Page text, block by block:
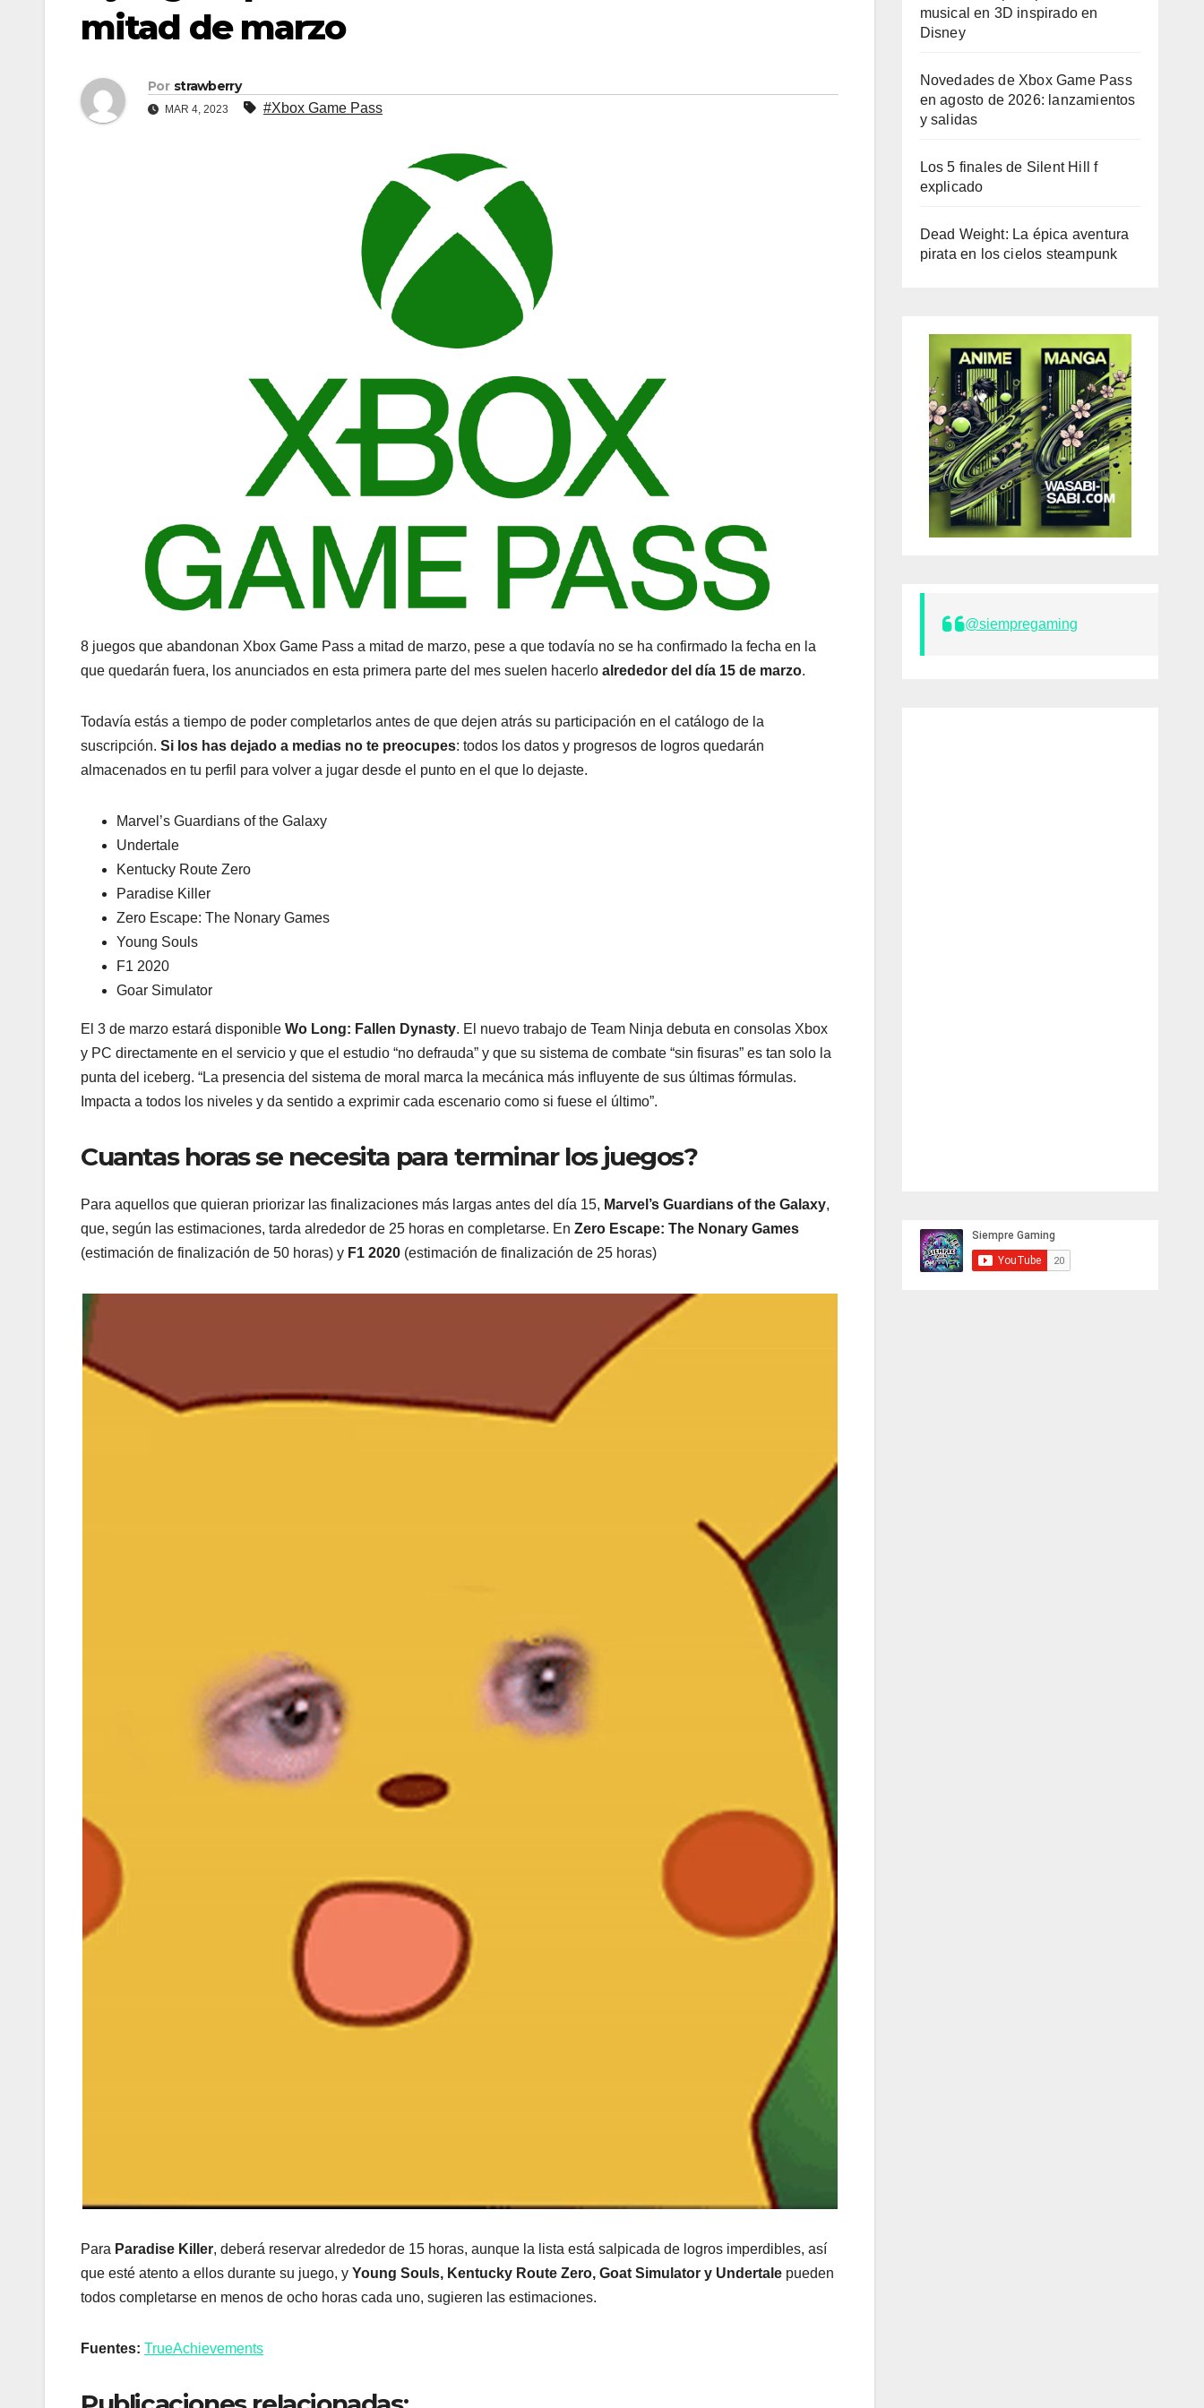
mitad de marzo
Por strawberry
MAR 4, 2023 #Xbox Game Pass
8 juegos que abandonan Xbox Game Pass a mitad de marzo, pese a que todavía no se ha confirmado la fecha en la
que quedarán fuera, los anunciados en esta primera parte del mes suelen hacerlo alrededor del día 15 de marzo.
Todavía estás a tiempo de poder completarlos antes de que dejen atrás su participación en el catálogo de la
suscripción. Si los has dejado a medias no te preocupes: todos los datos y progresos de logros quedarán
almacenados en tu perfil para volver a jugar desde el punto en el que lo dejaste.
Marvel’s Guardians of the Galaxy
Undertale
Kentucky Route Zero
Paradise Killer
Zero Escape: The Nonary Games
Young Souls
F1 2020
Goar Simulator
El 3 de marzo estará disponible Wo Long: Fallen Dynasty. El nuevo trabajo de Team Ninja debuta en consolas Xbox
y PC directamente en el servicio y que el estudio “no defrauda” y que su sistema de combate “sin fisuras” es tan solo la
punta del iceberg. “La presencia del sistema de moral marca la mecánica más influyente de sus últimas fórmulas.
Impacta a todos los niveles y da sentido a exprimir cada escenario como si fuese el último”.
Cuantas horas se necesita para terminar los juegos?
Para aquellos que quieran priorizar las finalizaciones más largas antes del día 15, Marvel’s Guardians of the Galaxy,
que, según las estimaciones, tarda alrededor de 25 horas en completarse. En Zero Escape: The Nonary Games
(estimación de finalización de 50 horas) y F1 2020 (estimación de finalización de 25 horas)
Para Paradise Killer, deberá reservar alrededor de 15 horas, aunque la lista está salpicada de logros imperdibles, así
que esté atento a ellos durante su juego, y Young Souls, Kentucky Route Zero, Goat Simulator y Undertale pueden
todos completarse en menos de ocho horas cada uno, sugieren las estimaciones.
Fuentes: TrueAchievements
musical en 3D inspirado en
Disney
Novedades de Xbox Game Pass
en agosto de 2026: lanzamientos
y salidas
Los 5 finales de Silent Hill f
explicado
Dead Weight: La épica aventura
pirata en los cielos steampunk
@siempregaming